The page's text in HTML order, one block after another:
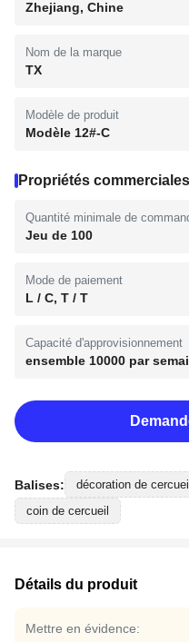
Zhejiang, Chine
Nom de la marque
TX
Modèle de produit
Modèle 12#-C
Propriétés commerciales
Quantité minimale de
Jeu de 100
Mode de paiement
L / C, T / T
Capacité d'approvisionnement
ensemble 10000 par
Balises: décoration de cercueil
coin de cercueil
Détails du produit
Mettre en évidence: